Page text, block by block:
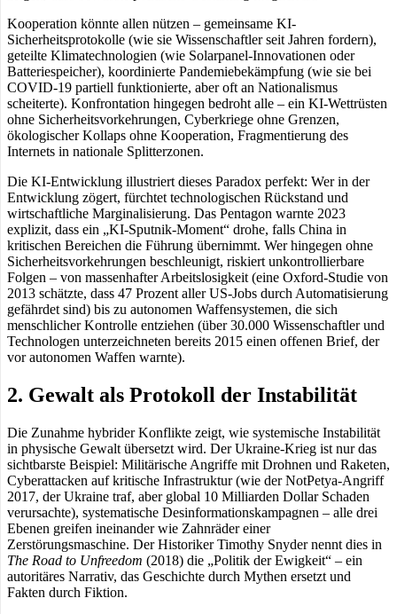
Kooperation könnte allen nützen – gemeinsame KI-
Sicherheitsprotokolle (wie sie Wissenschaftler seit Jahren fordern),
geteilte Klimatechnologien (wie Solarpanel-Innovationen oder
Batteriespeicher), koordinierte Pandemiebekämpfung (wie sie bei
COVID-19 partiell funktionierte, aber oft an Nationalismus
scheiterte). Konfrontation hingegen bedroht alle – ein KI-Wettrüsten
ohne Sicherheitsvorkehrungen, Cyberkriege ohne Grenzen,
ökologischer Kollaps ohne Kooperation, Fragmentierung des
Internets in nationale Splitterzonen.
Die KI-Entwicklung illustriert dieses Paradox perfekt: Wer in der
Entwicklung zögert, fürchtet technologischen Rückstand und
wirtschaftliche Marginalisierung. Das Pentagon warnte 2023
explizit, dass ein „KI-Sputnik-Moment“ drohe, falls China in
kritischen Bereichen die Führung übernimmt. Wer hingegen ohne
Sicherheitsvorkehrungen beschleunigt, riskiert unkontrollierbare
Folgen – von massenhafter Arbeitslosigkeit (eine Oxford-Studie von
2013 schätzte, dass 47 Prozent aller US-Jobs durch Automatisierung
gefährdet sind) bis zu autonomen Waffensystemen, die sich
menschlicher Kontrolle entziehen (über 30.000 Wissenschaftler und
Technologen unterzeichneten bereits 2015 einen offenen Brief, der
vor autonomen Waffen warnte).
2. Gewalt als Protokoll der Instabilität
Die Zunahme hybrider Konflikte zeigt, wie systemische Instabilität
in physische Gewalt übersetzt wird. Der Ukraine-Krieg ist nur das
sichtbarste Beispiel: Militärische Angriffe mit Drohnen und Raketen,
Cyberattacken auf kritische Infrastruktur (wie der NotPetya-Angriff
2017, der Ukraine traf, aber global 10 Milliarden Dollar Schaden
verursachte), systematische Desinformationskampagnen – alle drei
Ebenen greifen ineinander wie Zahnräder einer
Zerstörungsmaschine. Der Historiker Timothy Snyder nennt dies in
The Road to Unfreedom (2018) die „Politik der Ewigkeit“ – ein
autoritäres Narrativ, das Geschichte durch Mythen ersetzt und
Fakten durch Fiktion.